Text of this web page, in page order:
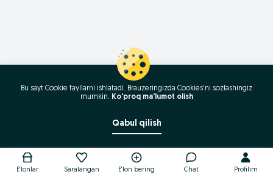
E'lonlar Saralangan E'lon bering Chat Profilim
Bu sayt Cookie fayllarni ishlatadi. Brauzeringizda Cookies'ni sozlashingiz
mumkin. Ko'proq ma'lumot olish
Qabul qilish